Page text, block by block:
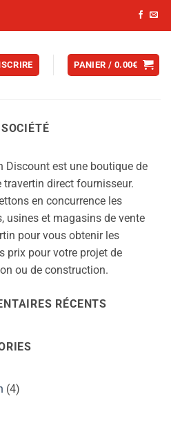
PANIER / 0.00€
Discount est une boutique de
travertin direct fournisseur.
en concurrence les
usines et magasins de vente
pour vous obtenir les
prix pour votre projet de
ou de construction.
RÉCENTS
(4)